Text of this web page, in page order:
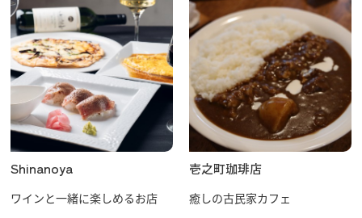
Shinanoya
ワインと一緒に楽しめるお店
壱之町珈琲店
癒しの古民家カフェ